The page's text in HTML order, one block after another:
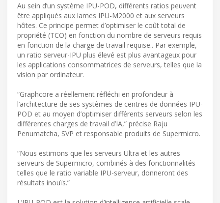
Au sein d’un système IPU-POD, différents ratios peuvent
être appliqués aux lames IPU-M2000 et aux serveurs
hôtes. Ce principe permet d’optimiser le coût total de
propriété (TCO) en fonction du nombre de serveurs requis
en fonction de la charge de travail requise.. Par exemple,
un ratio serveur-IPU plus élevé est plus avantageux pour
les applications consommatrices de serveurs, telles que la
vision par ordinateur.
“Graphcore a réellement réfléchi en profondeur à
l’architecture de ses systèmes de centres de données IPU-
POD et au moyen d’optimiser différents serveurs selon les
différentes charges de travail d’IA,” précise Raju
Penumatcha, SVP et responsable produits de Supermicro.
“Nous estimons que les serveurs Ultra et les autres
serveurs de Supermicro, combinés à des fonctionnalités
telles que le ratio variable IPU-serveur, donneront des
résultats inouïs.”